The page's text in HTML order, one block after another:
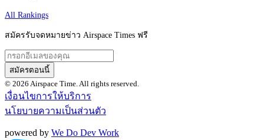
All Rankings
สมัครรับจดหมายข่าว Airspace Times ฟรี
สมัครตอนนี้
© 2026 Airspace Time. All rights reserved.
เงื่อนไขการให้บริการ
นโยบายความเป็นส่วนตัว
powered by We Do Dev Work